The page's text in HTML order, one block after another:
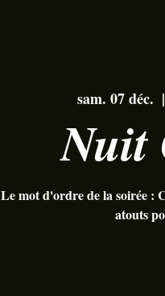
sam. 07 déc.
  |
Nuit
Le mot d'ordre de la soirée :
atouts